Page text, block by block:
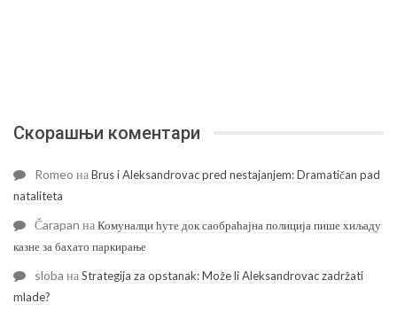
Скорашњи коментари
Romeo наBrus i Aleksandrovac pred nestajanjem: Dramatičan pad
nataliteta
Čarapan наКомуналци ћуте док саобраћајна полиција пише хиљаду
казне за бахато паркирање
sloba наStrategija za opstanak: Može li Aleksandrovac zadržati
mlade?